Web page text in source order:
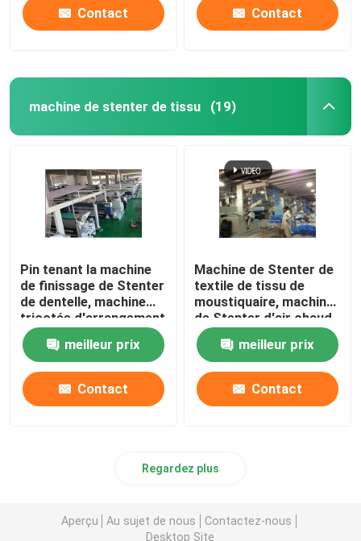
Contact Contact
machine de stenter de tissu (19)
Pin tenant la machine
de finissage de Stenter
de dentelle, machine
tricotée d'arrangement
de la chaleur de tissu
meilleur prix
Contact
Machine de Stenter de
textile de tissu de
moustiquaire, machine
de Stenter d'air chaud
de basse tension
meilleur prix
Contact
Regardez plus
Aperçu Au sujet de nous
Contactez-nous
Desktop Site